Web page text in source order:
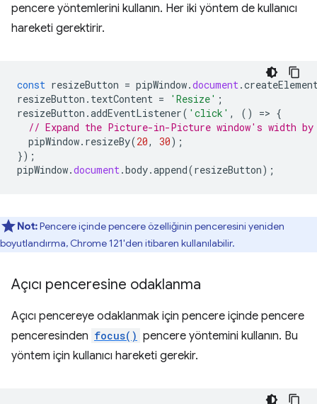
pencere yöntemlerini kullanın. Her iki yöntem de kullanıcı
hareketi gerektirir.
const resizeButton = pipWindow.document .
resizeButton . textContent = 'Resize' ;
resizeButton .addEventListener( 'click' , () => {
// Expand the Picture-in-Picture window's width by
pipWindow. resizeBy(20, 30);
});
pipWindow.document .body.append(resizeButton);
Not:Pencere içinde pencere özelliğinin penceresini yeniden
boyutlandırma, Chrome 121'den itibaren kullanılabilir.
Açıcı penceresine odaklanma
Açıcı pencereye odaklanmak için pencere içinde pencere
penceresinden focus() pencere yöntemini kullanın. Bu
yöntem için kullanıcı hareketi gerekir.